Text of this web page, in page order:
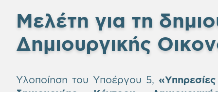
Μελέτη για τη
Δημιουργικής
Υλοποίηση του Υποέργου 5,